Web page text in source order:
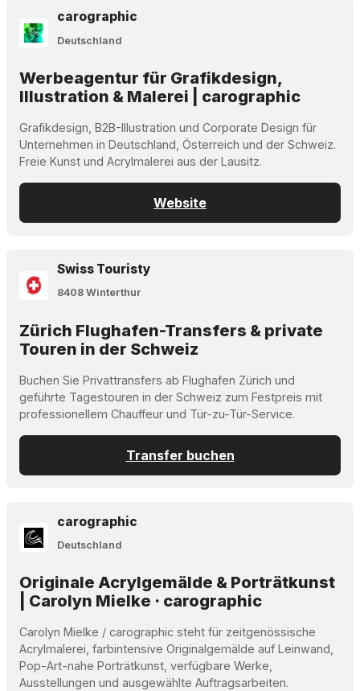
carographic
Deutschland
Werbeagentur für Grafikdesign,
Illustration & Malerei | carographic
Grafikdesign, B2B-Illustration und Corporate Design für
Unternehmen in Deutschland, Österreich und der Schweiz.
Freie Kunst und Acrylmalerei aus der Lausitz.
Website
Swiss Touristy
8408 Winterthur
Zürich Flughafen-Transfers & private
Touren in der Schweiz
Buchen Sie Privattransfers ab Flughafen Zürich und
geführte Tagestouren in der Schweiz zum Festpreis mit
professionellem Chauffeur und Tür-zu-Tür-Service.
Transfer buchen
carographic
Deutschland
Originale Acrylgemälde & Porträtkunst
| Carolyn Mielke · carographic
Carolyn Mielke / carographic steht für zeitgenössische
Acrylmalerei, farbintensive Originalgemälde auf Leinwand,
Pop-Art-nahe Porträtkunst, verfügbare Werke,
Ausstellungen und ausgewählte Auftragsarbeiten.